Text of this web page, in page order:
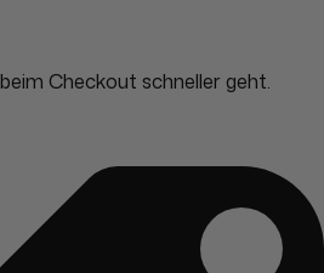
Checkout schneller geht.